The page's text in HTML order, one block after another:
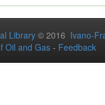
Library © 2016 Ivano-
Oil and Gas - Feedback